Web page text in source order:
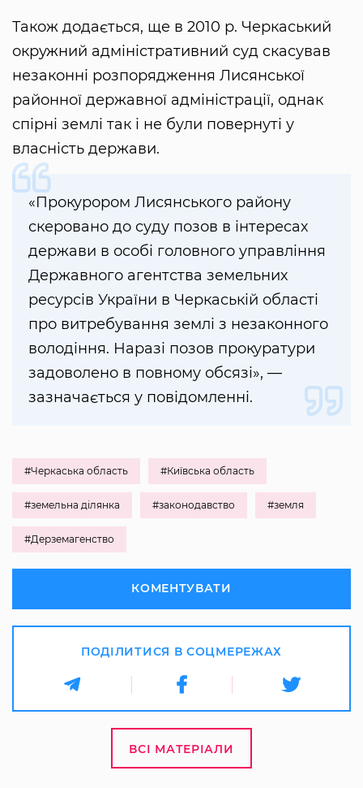
Також додається, ще в 2010 р. Черкаський
окружний адміністративний суд скасував
незаконні розпорядження Лисянської
районної державної адміністрації, однак
спірні землі так і не були повернуті у
власність держави.
«Прокурором Лисянського району
скеровано до суду позов в інтересах
держави в особі головного управління
Державного агентства земельних
ресурсів України в Черкаській області
про витребування землі з незаконного
володіння. Наразі позов прокуратури
задоволено в повному обсязі», —
зазначається у повідомленні.
#Черкаська область #Київська область
#земельна ділянка #законодавство #земля
#Дерземагенство
КОМЕНТУВАТИ
ПОДІЛИТИСЯ В СОЦМЕРЕЖАХ
ВСІ МАТЕРІАЛИ